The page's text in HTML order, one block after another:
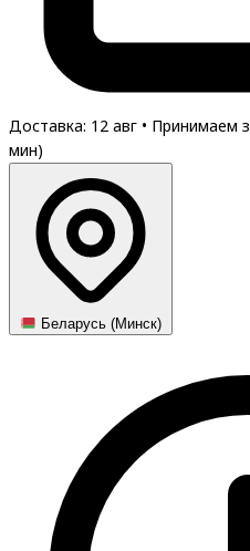
Доставка: 12 авг • Принимаем
мин)
Беларусь (Минск)